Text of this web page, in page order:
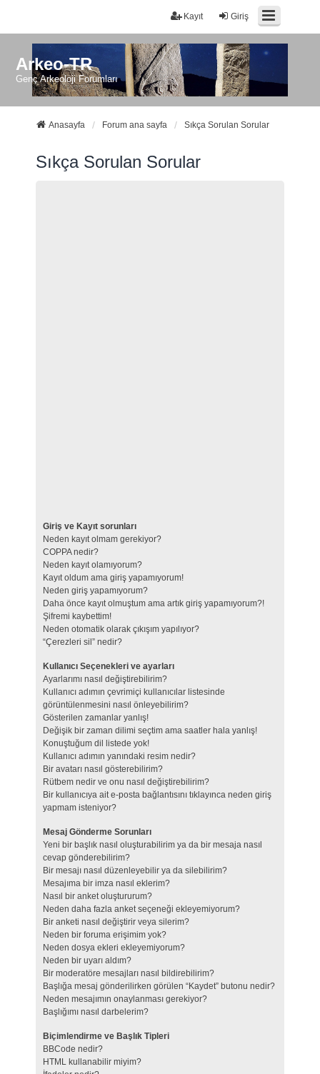
Giriş
Kayıt
Arkeo-TR
Genç Arkeoloji Forumları
Anasayfa Forum ana sayfa Sıkça Sorulan Sorular
Sıkça Sorulan Sorular
Giriş ve Kayıt sorunları
Neden kayıt olmam gerekiyor?
COPPA nedir?
Neden kayıt olamıyorum?
Kayıt oldum ama giriş yapamıyorum!
Neden giriş yapamıyorum?
Daha önce kayıt olmuştum ama artık giriş yapamıyorum?!
Şifremi kaybettim!
Neden otomatik olarak çıkışım yapılıyor?
“Çerezleri sil” nedir?
Kullanıcı Seçenekleri ve ayarları
Ayarlarımı nasıl değiştirebilirim?
Kullanıcı adımın çevrimiçi kullanıcılar listesinde
görüntülenmesini nasıl önleyebilirim?
Gösterilen zamanlar yanlış!
Değişik bir zaman dilimi seçtim ama saatler hala yanlış!
Konuştuğum dil listede yok!
Kullanıcı adımın yanındaki resim nedir?
Bir avatarı nasıl gösterebilirim?
Rütbem nedir ve onu nasıl değiştirebilirim?
Bir kullanıcıya ait e-posta bağlantısını tıklayınca neden giriş
yapmam isteniyor?
Mesaj Gönderme Sorunları
Yeni bir başlık nasıl oluşturabilirim ya da bir mesaja nasıl
cevap gönderebilirim?
Bir mesajı nasıl düzenleyebilir ya da silebilirim?
Mesajıma bir imza nasıl eklerim?
Nasıl bir anket oluştururum?
Neden daha fazla anket seçeneği ekleyemiyorum?
Bir anketi nasıl değiştirir veya silerim?
Neden bir foruma erişimim yok?
Neden dosya ekleri ekleyemiyorum?
Neden bir uyarı aldım?
Bir moderatöre mesajları nasıl bildirebilirim?
Başlığa mesaj gönderilirken görülen “Kaydet” butonu nedir?
Neden mesajımın onaylanması gerekiyor?
Başlığımı nasıl darbelerim?
Biçimlendirme ve Başlık Tipleri
BBCode nedir?
HTML kullanabilir miyim?